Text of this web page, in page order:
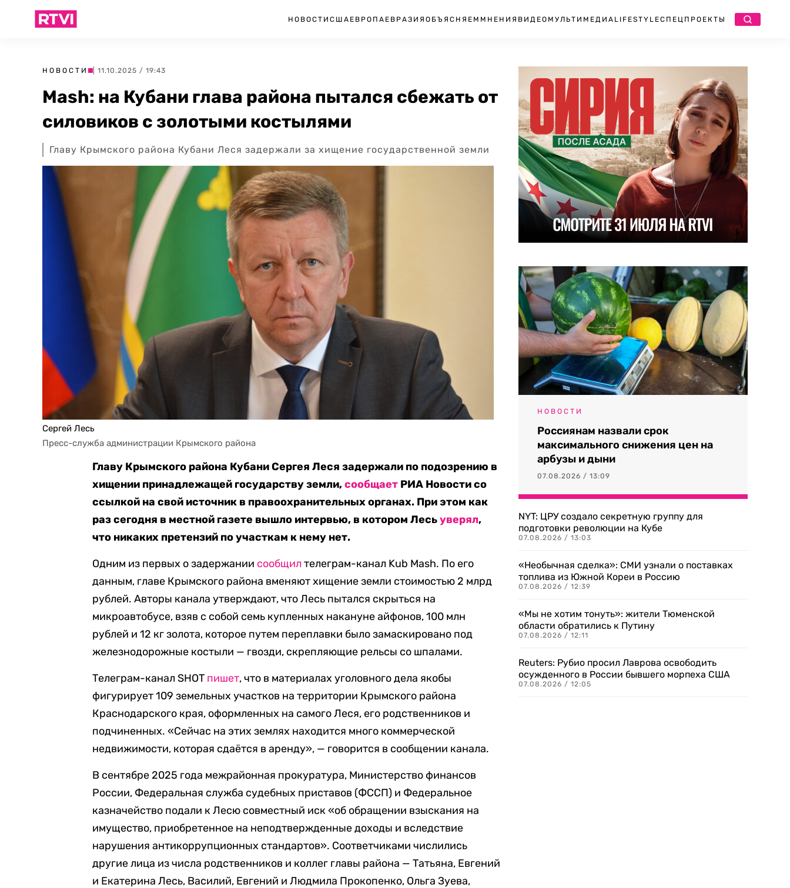
НОВОСТИ США ЕВРОПА ЕВРАЗИЯ ОБЪЯСНЯЕМ МНЕНИЯ ВИДЕО МУЛЬТИМЕДИА LIFESTYLEСПЕЦПРОЕКТЫ
НОВОСТИ | 11.10.2025 / 19:43
Mash: на Кубани глава района пытался сбежать от
силовиков с золотыми костылями
Главу Крымского района Кубани Леся задержали за хищение государственной земли
Сергей Лесь
Пресс-служба администрации Крымского района
Главу Крымского района Кубани Сергея Леся задержали по подозрению в
хищении принадлежащей государству земли,сообщает РИА Новости со
ссылкой на свой источник в правоохранительных органах. При этом как
раз сегодня в местной газете вышло интервью, в котором Лесьуверял,
что никаких претензий по участкам к нему нет.
Одним из первых о задержании сообщил телеграм-канал Kub Mash. По его
данным, главе Крымского района вменяют хищение земли стоимостью 2 млрд
рублей. Авторы канала утверждают, что Лесь пытался скрыться на
микроавтобусе, взяв с собой семь купленных накануне айфонов, 100 млн
рублей и 12 кг золота, которое путем переплавки было замаскировано под
железнодорожные костыли — гвозди, скрепляющие рельсы со шпалами.
Телеграм-канал SHOT пишет, что в материалах уголовного дела якобы
фигурирует 109 земельных участков на территории Крымского района
Краснодарского края, оформленных на самого Леся, его родственников и
подчиненных. «Сейчас на этих землях находится много коммерческой
недвижимости, которая сдаётся в аренду», — говорится в сообщении канала.
В сентябре 2025 года межрайонная прокуратура, Министерство финансов
России, Федеральная служба судебных приставов (ФССП) и Федеральное
казначейство подали к Лесю совместный иск «об обращении взыскания на
имущество, приобретенное на неподтвержденные доходы и вследствие
нарушения антикоррупционных стандартов». Соответчиками числились
другие лица из числа родственников и коллег главы района — Татьяна, Евгений
и Екатерина Лесь, Василий, Евгений и Людмила Прокопенко, Ольга Зуева,
НОВОСТИ
Россиянам назвали срок
максимального снижения цен на
арбузы и дыни
07.08.2026 / 13:09
NYT: ЦРУ создало секретную группу для
подготовки революции на Кубе
07.08.2026 / 13:03
«Необычная сделка»: СМИ узнали о поставках
топлива из Южной Кореи в Россию
07.08.2026 / 12:39
«Мы не хотим тонуть»: жители Тюменской
области обратились к Путину
07.08.2026 / 12:11
Reuters: Рубио просил Лаврова освободить
осужденного в России бывшего морпеха США
07.08.2026 / 12:05